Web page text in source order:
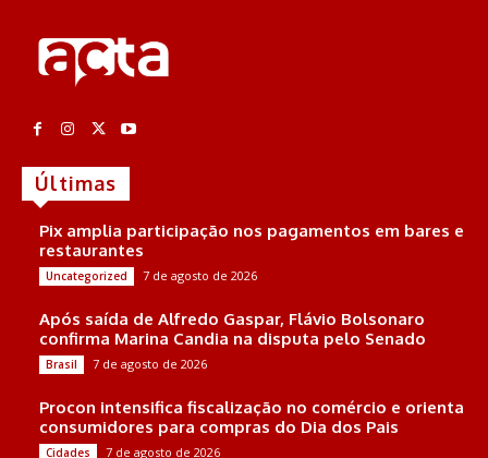
Últimas
Pix amplia participação nos pagamentos em bares e
restaurantes
Uncategorized 7 de agosto de 2026
Após saída de Alfredo Gaspar, Flávio Bolsonaro
confirma Marina Candia na disputa pelo Senado
Brasil 7 de agosto de 2026
Procon intensifica fiscalização no comércio e orienta
consumidores para compras do Dia dos Pais
Cidades 7 de agosto de 2026